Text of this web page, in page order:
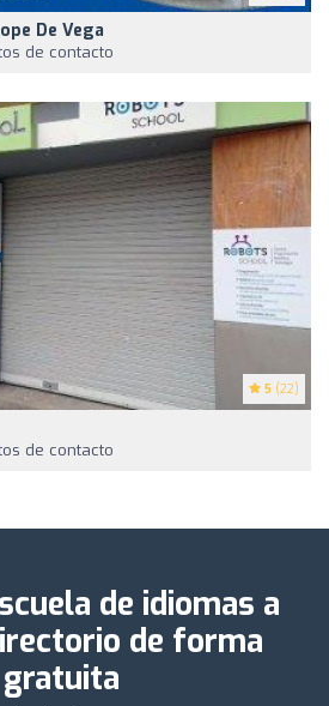
De Vega
de contacto
5 (22)
de contacto
de idiomas a
de forma
gratuita